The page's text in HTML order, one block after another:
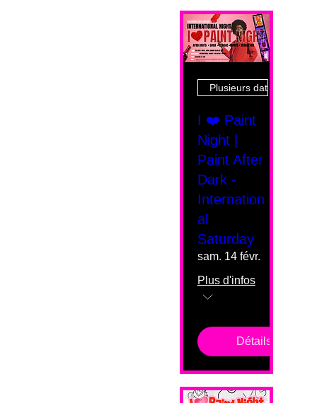
Plusieurs dates
I ❤️ Paint
Night |
Paint After
Dark -
Internation
al
Saturday
sam. 14 févr.
Plus d'infos
Détails